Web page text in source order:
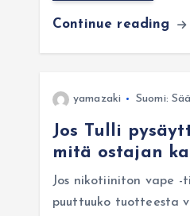
Continue reading
yamazaki Suomi:
Jos Tulli
mitä ostajan
Jos nikotiiniton vape -
puuttuuko tuotteesta